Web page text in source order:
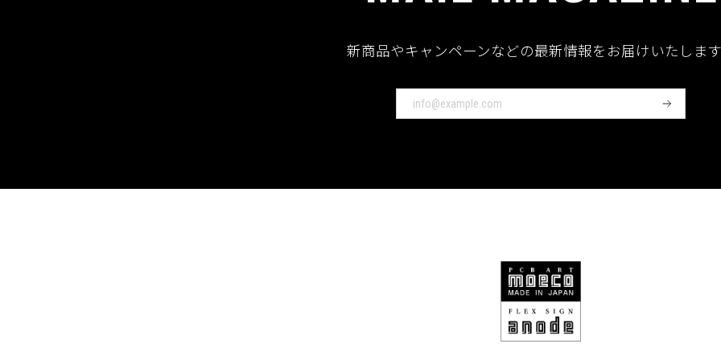
新商品やキャンペーンなどの最新情報をお届けいたしま
登
録